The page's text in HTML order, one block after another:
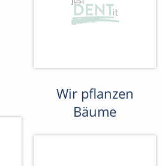
Wir pflanzen
Bäume